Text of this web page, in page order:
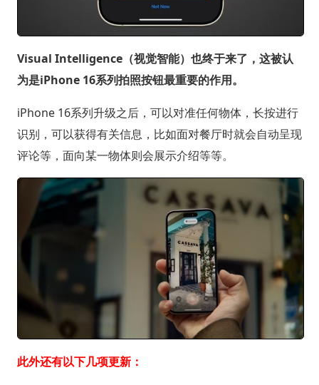
Visual Intelligence（视觉智能）也终于来了，这被认
为是iPhone 16系列拍照按钮最重要的作用。
iPhone 16系列升级之后，可以对准任何物体，长按进行
识别，可以获得有关信息，比如面对餐厅时就会自动呈现
评论等，面向某一物体则会展示介绍等等。
此外还有以下几项更新：